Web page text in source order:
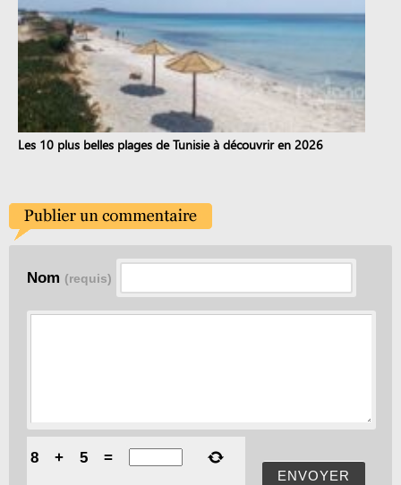
Les 10 plus belles plages de Tunisie à découvrir en 2026
Nom (requis)
ENVOYER
8 + 5 =